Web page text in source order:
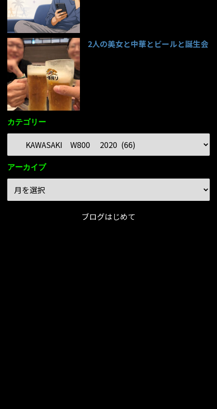
2人の美女と中華とビールと誕生会
カテゴリー
アーカイブ
ブログはじめて